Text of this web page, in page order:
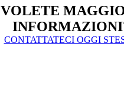
VOLETE
CONTATTATECI OGGI